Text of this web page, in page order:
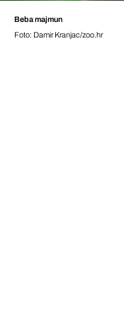
Beba majmun
Foto: Damir Kranjac/zoo.hr